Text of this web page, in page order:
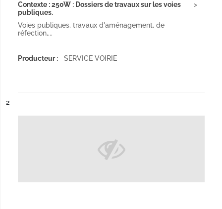
Contexte : 250W : Dossiers de travaux sur les voies
publiques.
Voies publiques, travaux d'aménagement, de
réfection,...
Producteur : SERVICE VOIRIE
n°
2